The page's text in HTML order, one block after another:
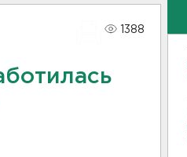
1388